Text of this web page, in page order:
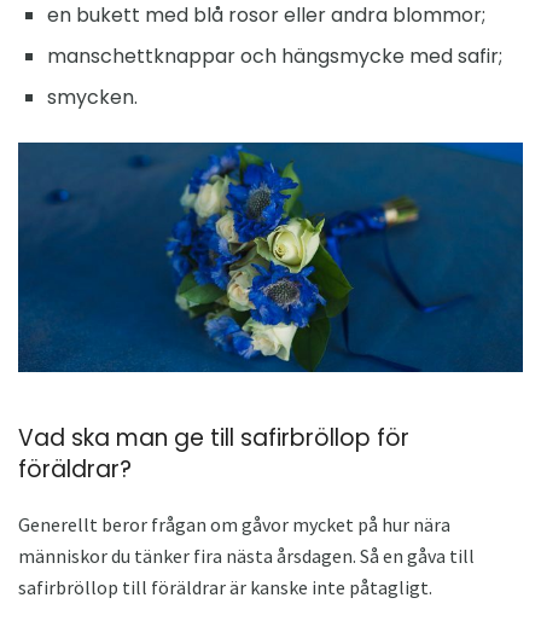
en bukett med blå rosor eller andra blommor;
manschettknappar och hängsmycke med safir;
smycken.
Vad ska man ge till safirbröllop för
föräldrar?
Generellt beror frågan om gåvor mycket på hur nära
människor du tänker fira nästa årsdagen. Så en gåva till
safirbröllop till föräldrar är kanske inte påtagligt.